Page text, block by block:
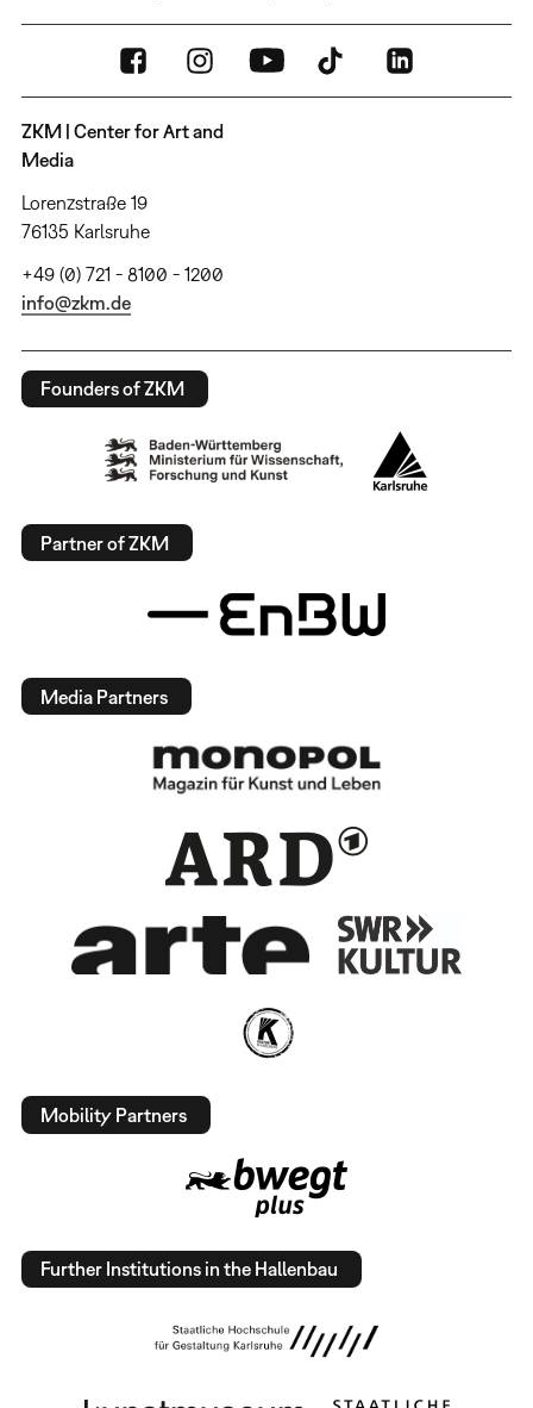
ZKM | Center for Art and
Media
Lorenzstraße 19
76135 Karlsruhe
+49 (0) 721 - 8100 - 1200
info@zkm.de
Founders of ZKM
Partner of ZKM
Media Partners
Mobility Partners
Further Institutions in the Hallenbau